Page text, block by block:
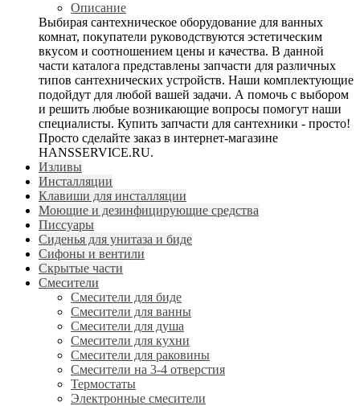
Описание
Выбирая сантехническое оборудование для ванных
комнат, покупатели руководствуются эстетическим
вкусом и соотношением цены и качества. В данной
части каталога представлены запчасти для различных
типов сантехнических устройств. Наши комплектующие
подойдут для любой вашей задачи. А помочь с выбором
и решить любые возникающие вопросы помогут наши
специалисты. Купить запчасти для сантехники - просто!
Просто сделайте заказ в интернет-магазине
HANSSERVICE.RU.
Изливы
Инсталляции
Клавиши для инсталляции
Моющие и дезинфицирующие средства
Писсуары
Сиденья для унитаза и биде
Сифоны и вентили
Скрытые части
Смесители
Смесители для биде
Смесители для ванны
Смесители для душа
Смесители для кухни
Смесители для раковины
Смесители на 3-4 отверстия
Термостаты
Электронные смесители